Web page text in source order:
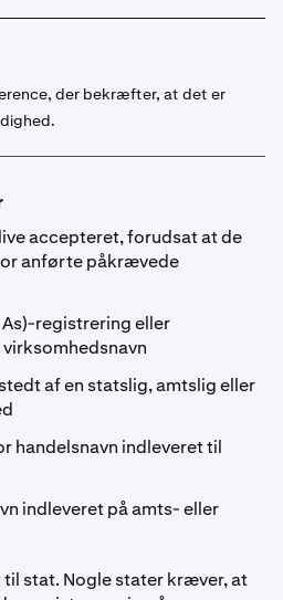
der bekræfter, at det er
accepteret, forudsat at de
anførte påkrævede
As)-registrering eller
af en statslig, amtslig eller
handelsnavn indleveret til
indleveret på amts- eller
til stat. Nogle stater kræver, at